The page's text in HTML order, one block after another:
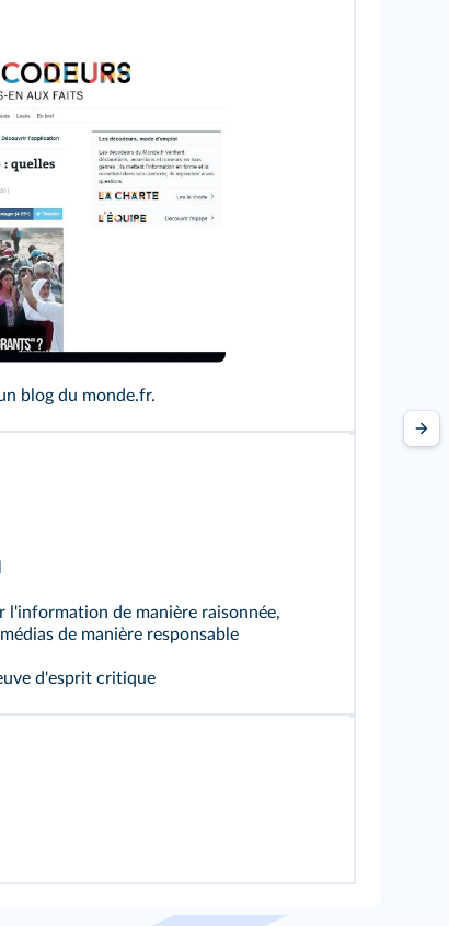
blog du monde.fr.
l'information de manière raisonnée,
de manière responsable
d'esprit critique